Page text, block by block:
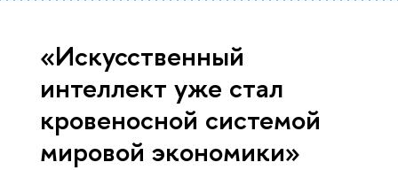
«Искусственный
интеллект уже стал
кровеносной системой
мировой экономики»